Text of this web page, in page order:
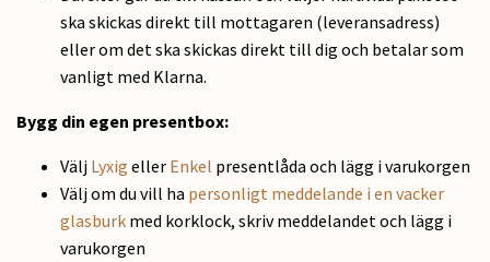
ska skickas direkt till mottagaren (leveransadress)
eller om det ska skickas direkt till dig och betalar som
vanligt med Klarna.
Bygg din egen presentbox:
Välj Lyxig eller Enkel presentlåda och lägg i varukorgen
Välj om du vill ha personligt meddelande i en vacker
glasburk med korklock, skriv meddelandet och lägg i
varukorgen